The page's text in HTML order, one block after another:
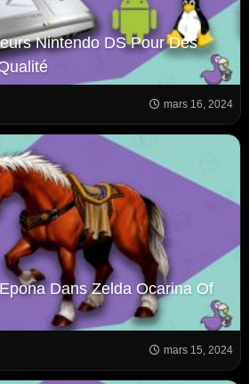
Nintendo DS Pour Des
mars 16, 2024
Dans Zelda Ocarina Of
mars 15, 2024